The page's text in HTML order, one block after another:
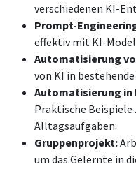
verschiedenen KI-
Prompt-
effektiv mit KI-
Automatisierung
von KI in
Automatisierung in
Praktische
Alltagsaufgaben.
Gruppenprojekt:
um das Gelernte in